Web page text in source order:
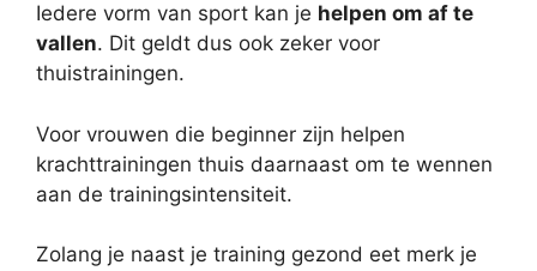
Iedere vorm van sport kan je helpen om af te
vallen. Dit geldt dus ook zeker voor
thuistrainingen.
Voor vrouwen die beginner zijn helpen
krachttrainingen thuis daarnaast om te wennen
aan de trainingsintensiteit.
Zolang je naast je training gezond eet merk je